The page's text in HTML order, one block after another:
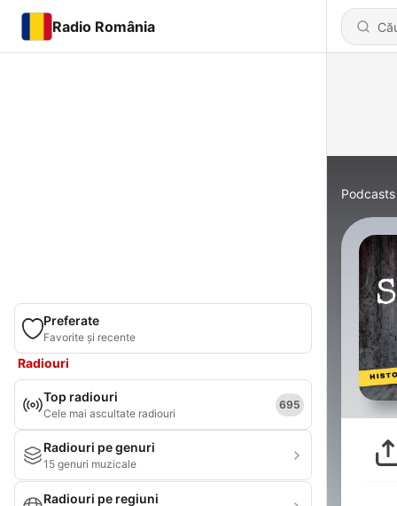
Radio România
Preferate
Favorite și recente
Radiouri
Top radiouri
Cele mai ascultate radiouri
695
Radiouri pe genuri
15 genuri muzicale
Radiouri pe regiuni
Podcasts